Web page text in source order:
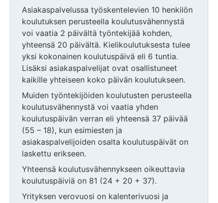
Asiakaspalvelussa työskentelevien 10 henkilön
koulutuksen perusteella koulutusvähennystä
voi vaatia 2 päivältä työntekijää kohden,
yhteensä 20 päivältä. Kielikoulutuksesta tulee
yksi kokonainen koulutuspäivä eli 6 tuntia.
Lisäksi asiakaspalvelijat ovat osallistuneet
kaikille yhteiseen koko päivän koulutukseen.
Muiden työntekijöiden koulutusten perusteella
koulutusvähennystä voi vaatia yhden
koulutuspäivän verran eli yhteensä 37 päivää
(55 – 18), kun esimiesten ja
asiakaspalvelijoiden osalta koulutuspäivät on
laskettu erikseen.
Yhteensä koulutusvähennykseen oikeuttavia
koulutuspäiviä on 81 (24 + 20 + 37).
Yrityksen verovuosi on kalenterivuosi ja